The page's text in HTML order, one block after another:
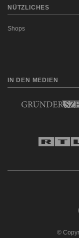
NÜTZLICHES
Shops
IN DEN MEDIEN
©